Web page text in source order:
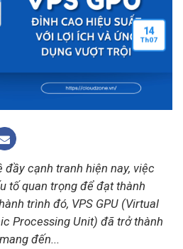
14
Th07
đầy cạnh tranh hiện nay, việc
tố quan trọng để đạt thành
trình đó, VPS GPU (Virtual
Processing Unit) đã trở thành
đến...